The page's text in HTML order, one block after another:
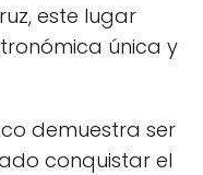
este lugar
única y
demuestra ser
conquistar el